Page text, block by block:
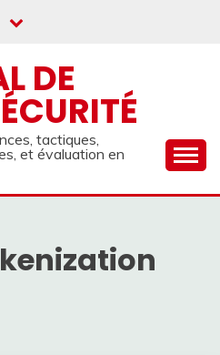
DE
tactiques,
et évaluation en